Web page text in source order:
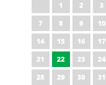
1 2 3
7
8 9 10
14
15 16 17
21
22 23 24
28
29 30 31